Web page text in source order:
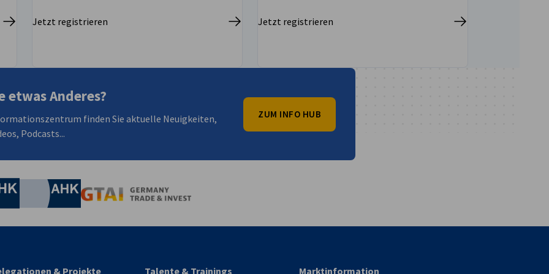
Jetzt registrieren Jetzt registrieren
etwas Anderes?
finden Sie aktuelle Neuigkeiten,
Podcasts...
ZUM INFO HUB
Industrie- und Handelskammer
Industrie- und Handelskammer
AHK.de
& Projekte Talente & Trainings Marktinformation